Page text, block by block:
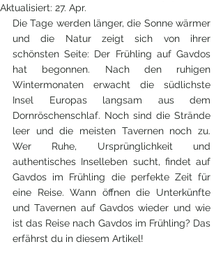
Aktualisiert: 27. Apr.
Die Tage werden länger, die Sonne wärmer
und die Natur zeigt sich von ihrer
schönsten Seite: Der Frühling auf Gavdos
hat begonnen. Nach den ruhigen
Wintermonaten erwacht die südlichste
Insel Europas langsam aus dem
Dornröschenschlaf. Noch sind die Strände
leer und die meisten Tavernen noch zu.
Wer Ruhe, Ursprünglichkeit und
authentisches Inselleben sucht, findet auf
Gavdos im Frühling die perfekte Zeit für
eine Reise. Wann öffnen die Unterkünfte
und Tavernen auf Gavdos wieder und wie
ist das Reise nach Gavdos im Frühling? Das
erfährst du in diesem Artikel!